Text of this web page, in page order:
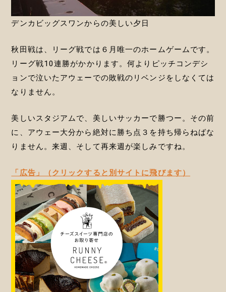
デンカビッグスワンからの美しい夕日
秋田戦は、リーグ戦では６月唯一のホームゲームです。
リーグ戦10連勝がかかります。何よりピッチコンデシ
ョンで泣いたアウェーでの敗戦のリベンジをしなくては
なりません。
美しいスタジアムで、美しいサッカーで勝つー。その前
に、アウェー大分から絶対に勝ち点３を持ち帰らねばな
りません。来週、そして再来週が楽しみですね。
「広告」（クリックすると別サイトに飛びます）